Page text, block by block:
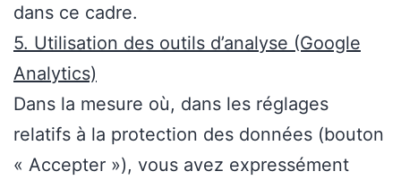
dans ce cadre.
5. Utilisation des outils d’analyse (Google
Analytics)
Dans la mesure où, dans les réglages
relatifs à la protection des données (bouton
« Accepter »), vous avez expressément